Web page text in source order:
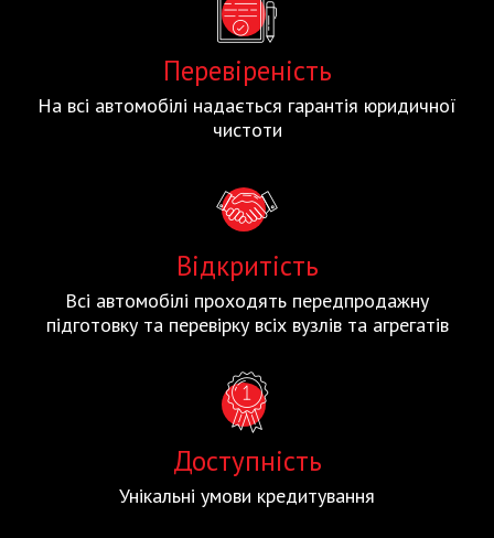
Перевіреність
На всі автомобілі надається гарантія юридичної
чистоти
Відкритість
Всі автомобілі проходять передпродажну
підготовку та перевірку всіх вузлів та агрегатів
Доступність
Унікальні умови кредитування